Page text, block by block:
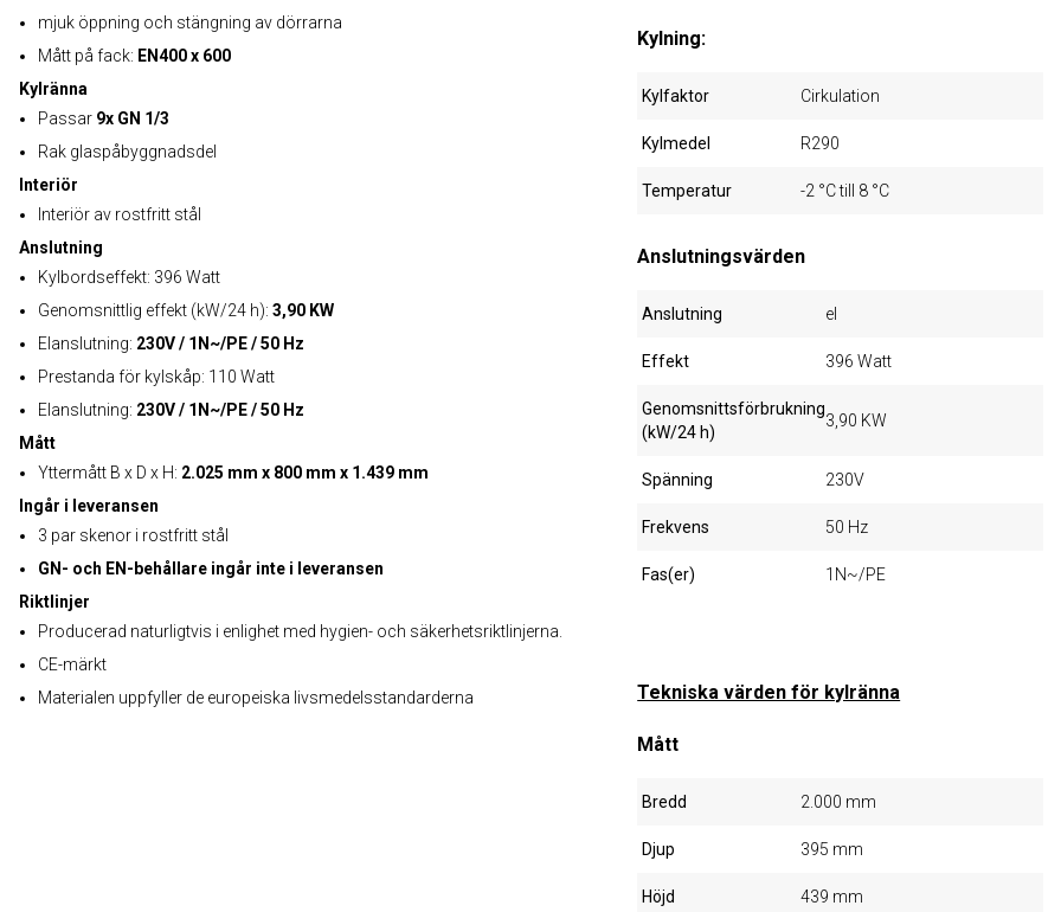
mjuk öppning och stängning av dörrarna
Mått på fack: EN400 x 600
Kylränna
Passar 9x GN 1/3
Rak glaspåbyggnadsdel
Interiör
Interiör av rostfritt stål
Anslutning
Kylbordseffekt: 396 Watt
Genomsnittlig effekt (kW/24 h): 3,90 KW
Elanslutning: 230V / 1N~/PE / 50 Hz
Prestanda för kylskåp: 110 Watt
Elanslutning: 230V / 1N~/PE / 50 Hz
Mått
Yttermått B x D x H: 2.025 mm x 800 mm x 1.439 mm
Ingår i leveransen
3 par skenor i rostfritt stål
GN- och EN-behållare ingår inte i leveransen
Riktlinjer
Producerad naturligtvis i enlighet med hygien- och säkerhetsriktlinjerna.
CE-märkt
Materialen uppfyller de europeiska livsmedelsstandarderna
Kylning:
Kylfaktor Cirkulation
Kylmedel R290
Temperatur -2 °C till 8 °C
Anslutningsvärden
Anslutning el
Effekt 396 Watt
Genomsnittsförbrukning
(kW/24 h)
3,90 KW
Spänning 230V
Frekvens 50 Hz
Fas(er) 1N~/PE
Tekniska värden för kylränna
Mått
Bredd 2.000 mm
Djup 395 mm
Höjd 439 mm